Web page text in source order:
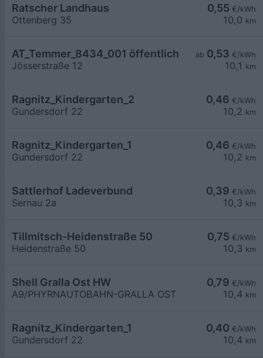
0,55 €/kWh
10,0 km
Ratscher Landhaus
Ottenberg 35
ab 0,53 €/kWh
10,1 km
AT_Temmer_8434_001 öffentlich
Jösserstraße 12
0,46 €/kWh
10,2 km
Ragnitz_Kindergarten_2
Gundersdorf 22
0,46 €/kWh
10,2 km
Ragnitz_Kindergarten_1
Gundersdorf 22
0,39 €/kWh
10,3 km
Sattlerhof Ladeverbund
Sernau 2a
0,75 €/kWh
10,3 km
Tillmitsch-Heidenstraße 50
Heidenstraße 50
0,79 €/kWh
10,4 km
Shell Gralla Ost HW
A9/PHYRNAUTOBAHN-GRALLA OST
0,40 €/kWh
10,4 km
Ragnitz_Kindergarten_1
Gundersdorf 22